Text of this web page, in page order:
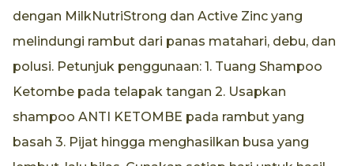
dengan MilkNutriStrong dan Active Zinc yang
melindungi rambut dari panas matahari, debu, dan
polusi. Petunjuk penggunaan: 1. Tuang Shampoo
Ketombe pada telapak tangan 2. Usapkan
shampoo ANTI KETOMBE pada rambut yang
basah 3. Pijat hingga menghasilkan busa yang